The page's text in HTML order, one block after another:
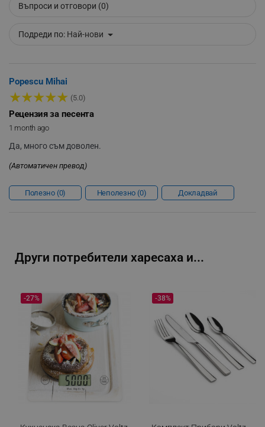
Въпроси и отговори (0)
Подреди по: Най-нови
Popescu Mihai
★★★★★ (5.0)
Рецензия за песента
1 month ago
Да, много съм доволен.
(Автоматичен превод)
Полезно 0 Неполезно 0 Докладвай
Други потребители харесаха и...
-27% -38%
_sgf_delayed_campaigns
_sgf_npq
_sgf_clicked_banners
_sgf_rq .alleop.bg
segmentifyExtension
sgfUserUpdateData .alleop.bg
rlv_h_fbp
.alleop.bg